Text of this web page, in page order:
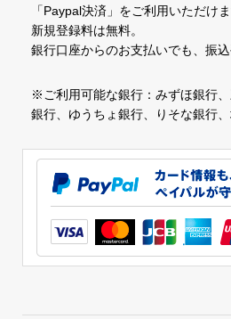
「Paypal決済」をご利用いただけま
新規登録料は無料。
銀行口座からのお支払いでも、振込
※ご利用可能な銀行：みずほ銀行
銀行、ゆうちょ銀行、りそな銀行